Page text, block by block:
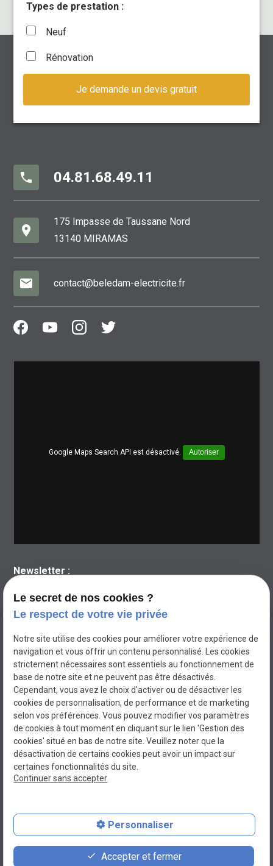
Types de prestation :
Neuf
Rénovation
phone 04.81.68.49.11
place
175 Impasse de Taussane Nord
13140 MIRAMAS
mail contact@beledam-electricite.fr
Google Maps Search API est désactivé. Autoriser
Newsletter :
BEL'ELEC
Electricien à MIRAMAS
Plan du site
Mentions légales
Politique de confidentialité
Le secret de nos cookies ?
Le respect de votre vie privée
Notre site utilise des cookies pour améliorer votre expérience de
navigation et vous offrir un contenu personnalisé. Les cookies
strictement nécessaires sont essentiels au fonctionnement de
base de notre site et ne peuvent pas être désactivés.
Cependant, vous avez le choix d'activer ou de désactiver les
cookies de personnalisation, de performance et de marketing
selon vos préférences. Vous pouvez modifier vos paramètres
de cookies à tout moment en cliquant sur le lien 'Gestion des
cookies' situé en bas de notre site. Veuillez noter que la
désactivation de certains cookies peut avoir un impact sur
certaines fonctionnalités du site.
Continuer sans accepter
Personnaliser
Accepter et fermer